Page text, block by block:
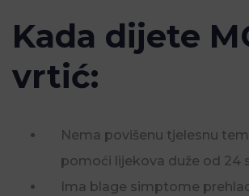
Kada dijete
vrtić:
Nema povišenu tjelesnu
pomoći lijekova duže od 24
Ima blage simptome